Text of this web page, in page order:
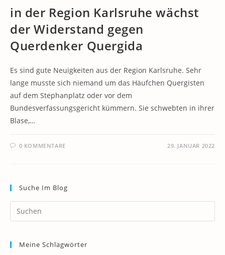
in der Region Karlsruhe wächst
der Widerstand gegen
Querdenker Quergida
Es sind gute Neuigkeiten aus der Region Karlsruhe. Sehr
lange musste sich niemand um das Häufchen Quergisten
auf dem Stephanplatz oder vor dem
Bundesverfassungsgericht kümmern. Sie schwebten in ihrer
Blase,…
0 KOMMENTARE 29. JANUAR 2022
Suche Im Blog
Meine Schlagwörter